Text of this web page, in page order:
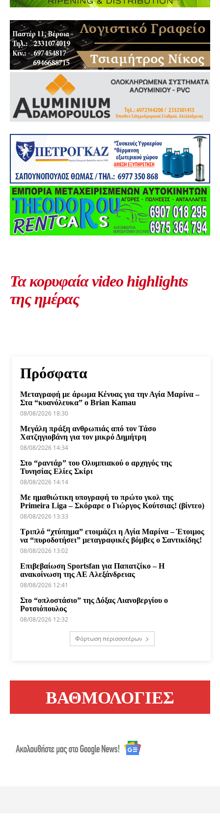
Τα κορυφαία video highlights
της ημέρας
Πρόσφατα
Μεταγραφή με άρωμα Κένυας για την Αγία Μαρίνα –
Στα “κυανόλευκα” ο Brian Kamau
08/08/2026 18:30
Μεγάλη πράξη ανθρωπιάς από τον Τάσο
Χατζηγιοβάνη για τον μικρό Δημήτρη
08/08/2026 14:34
Στο “ραντάρ” του Ολυμπιακού ο αρχηγός της
Τυνησίας Ελίες Σκίρι
08/08/2026 14:14
Με ημαθιώτικη υπογραφή το πρώτο γκολ της
Primeira Liga – Σκόραρε ο Γιώργος Κούτσιας! (βίντεο)
08/08/2026 13:33
Τριπλό “χτύπημα” ετοιμάζει η Αγία Μαρίνα – Έτοιμος
να “πυροδοτήσει” μεταγραφικές βόμβες ο Σαντικίδης!
08/08/2026 13:02
Επιβεβαίωση Sportsfan για Παπατζίκο – Η
ανακοίνωση της ΑΕ Αλεξάνδρειας
08/08/2026 12:41
Στο “οπλοστάσιο” της Δόξας Λιανοβεργίου ο
Ροτσιόπουλος
08/08/2026 12:32
Φόρτωση περισσοτέρων
ΒΑΘΜΟΛΟΓΙΕΣ